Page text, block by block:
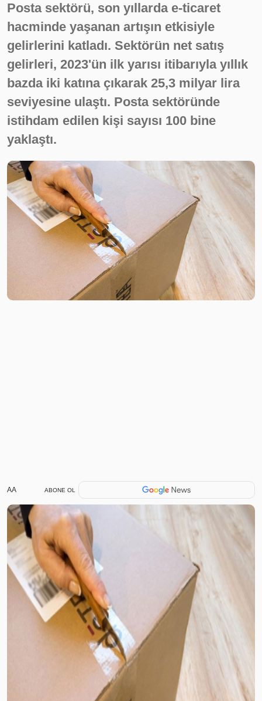
Posta sektörü, son yıllarda e-ticaret
hacminde yaşanan artışın etkisiyle
gelirlerini katladı. Sektörün net satış
gelirleri, 2023'ün ilk yarısı itibarıyla yıllık
bazda iki katına çıkarak 25,3 milyar lira
seviyesine ulaştı. Posta sektöründe
istihdam edilen kişi sayısı 100 bine
yaklaştı.
AA ABONE OL